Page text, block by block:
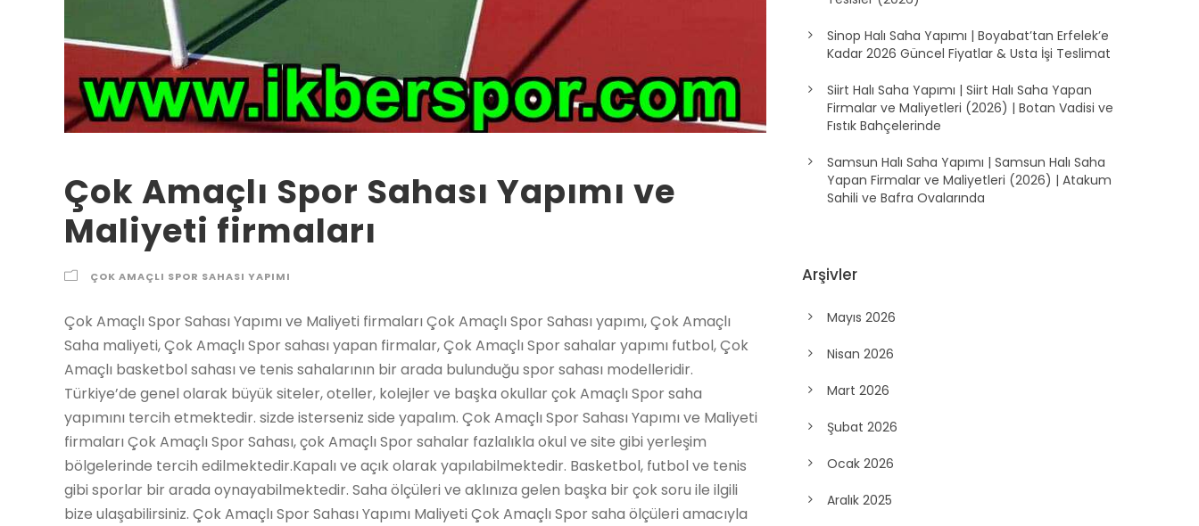
Çok Amaçlı Spor Sahası Yapımı ve
Maliyeti firmaları
ÇOK AMAÇLI SPOR SAHASI YAPIMI
Çok Amaçlı Spor Sahası Yapımı ve Maliyeti firmaları Çok Amaçlı Spor Sahası yapımı, Çok Amaçlı Saha maliyeti, Çok Amaçlı Spor sahası yapan firmalar, Çok Amaçlı Spor sahalar yapımı futbol, Çok Amaçlı basketbol sahası ve tenis sahalarının bir arada bulunduğu spor sahası modelleridir. Türkiye’de genel olarak büyük siteler, oteller, kolejler ve başka okullar çok Amaçlı Spor saha yapımını tercih etmektedir. sizde isterseniz side yapalım. Çok Amaçlı Spor Sahası Yapımı ve Maliyeti firmaları Çok Amaçlı Spor Sahası, çok Amaçlı Spor sahalar fazlalıkla okul ve site gibi yerleşim bölgelerinde tercih edilmektedir.Kapalı ve açık olarak yapılabilmektedir. Basketbol, futbol ve tenis gibi sporlar bir arada oynayabilmektedir. Saha ölçüleri ve aklınıza gelen başka bir çok soru ile ilgili bize ulaşabilirsiniz. Çok Amaçlı Spor Sahası Yapımı Maliyeti Çok Amaçlı Spor saha ölçüleri amacıyla tam bir standart olamamak ile birlikte en çok tercih edilen ölçü 18m x 36m ‘dir. Bu ölçüler içerisine standart tenis kortu, basketbol sahası ve mini futbol sahası rahat rahat sığmaktadır. SUNİ ÇİM ÇOK AMAÇLI SAHA Suni çim çok Amaçlı Spor saha yapımı, çok Amaçlı Spor sahalar amacıyla 11 mm den 30 mm ye kadar sentetik çim modellerimiz mevcuttur. yapay çim çok Amaçlı Spor saha yapımı maliyeti AKRİLİK KAPLAMA ÇOK AMAÇLI SAHA Akrilik boya çok Amaçlı Spor saha yapımı, akrilik zemin boyaları ile detaylı renklerde çok Amaçlı Spor sahalar gerçekleştirme olasıdür. PARKE ZEMİN ÇOK AMAÇLI SAHA Parke zeminli çok Amaçlı Spor sahalar genelde okul kapalı spor salonları amacıyla idealdir. Parke zemin fiyatları amacıyla lütfen bizi arayın Çok Amaçlı Spor Sahası Yapımı ve Maliyeti firmaları Tenis Kortu, Basketbol Sahası, Yürüyüş Yolu, Oyun Parkı, Bisitklet Yolu, Atletizm Pisti, Voleybol Sahası Çok Amaçlı Saha Nedir? Çok Amaçlı Spor sahalar özel zeminlere sahip spor alanlarıdır ve bir çok sporun aynı anda yapılması fakat bu şekilde geliştirilmiş alanlarda olası olabilmektedir. Farklı sporlar amacıyla bir çok şekilde yapılabilmektedir. Bu sahaları açık ve kapalı olarak iki ana gruba ayırabiliriz. Çok Amaçlı Spor sahalar site ve okulların tercih ettiği ufak mekanlarda kullanımı kolay alanlar yaratılmasını gerçekleştiren özel spor alanlarıdır. çok Amaçlı Spor Sahası, Çok Amaçlı Halı Saha Modellerimiz, .Çok Amaçlı Spor zeminleri, Akrilik Zemin yapan firmalar Çok Amaçlı Sahalarda Hangi Sporlar Oynanır? Çok Amaçlı Spor sahalarda akla gelebilecek nerdeyse tüm sporlar icra edilebilir. Mühendis ekibimiz spor kısmı ölçüleri ve yapılacak sporlara göre çok Amaçlı Spor saha tasarımını orjinal ve ilgi çekici şekilde sıfırdan gerçekleştirmetadır. En çok tercih edilen çok Amaçlı Spor sahalar futbol, basketbol ve tenis kortlarının birlikte bulunduğu üçlü spor alanlarıdır. Çok Amaçlı Spor sahalarda oynanabilecek sporlar sınırsızdır. Voleybol, badminton, hentbol ve aklınıza gelebilecek başka sporlar birleşik edilebilir. Çok Amaçlı Zeminler: Çok Amaçlı Spor sahalar amacıyla detaylı spor zeminleri mevcuttur. 2021 yılında En çok tercih edilen çok Amaçlı Spor saha zemini yapay çim halıdır. Akrilik zeminler de sıkça tercih edilmektedir. Akrilik zeminler gibi elastik olan EPDM zeminler de çok Amaçlı Spor sahalar amacıyla tercih edilir. Hem de kapalı spor salonları amacıyla profesyonel seçimlerimiz de mevcuttur; Parke spor zeminleri de çok Amaçlı Spor sahalar amacıyla yapılmaktadır. 1. SUNİ ÇİM ZEMİNLER Suni çim zeminli çok Amaçlı Spor sahalar kum dolgulu bulunduğu amacıyla basketbol da dahil olmak üzere tüm sporlar amacıyla uygundur. Hem de yapay çim daha ekonomiktir. Siteler ve toplu konut projelerinin gözdesi yapay çim zeminli sahalardır. Mini futbol, tenis, voleybol ve basketbol gibi en çok tercih edilen oyunlar bu sahalarda bir arada olabilmektedir. 2. AKRİLİK ÇOK ZEMİNLER Akrilik zeminler elastiktir ve çok renkli yapılabilir. Bu amaçla çocukların oynayacağı alanlar amacıyla gerektiğince uygundur ve sıkça tercih edilir. Bu zeminler çocuk oyun alanlarında da en çok sarfedilen zeminlerdir. 3. EPDM ZEMİNLER EPDM granüllerden oluşturulan zeminler kalın ve elastik kauçuk zeminlerdir. İstenilen renklerde ve şekillerde zemine sıcak olarak dökülür. Çok Amaçlı Spor sahalarda üst segmentin tercih ettiği bir üründür. 4. PARKE ZEMİNLER Parke zeminler ise kapalı spor salonlarının olmazsa olmazıdır. Profesyonel basketbol maçları, profesyonel hentbol maçları ve profesyonel voleybol maçları amacıyla parke zeminlerimizin bilhassarini lütfen sorunuz Çok Amaçlı Saha Yapımı Maliyeti Nedir? Tecrübeli kadromuz ile yapay çim, akrilik ve epdm çok Amaçlı Spor saha yapımı konusu ile ilgili bizden bilgi ve fiyat alabilirsiniz. Kapalı sahaların maliyeti sahanın ölçülerine ve bilhassarine göre değişmektedir. Brandalı, sac kaplama ve panel kaplama kapalı saha modellerimiz mevcuttur. Hem de sarfedilen yapay çim ve başka zemin modelleri de saha yapımı maliyetini etkiler. Kauçuk Zemin Kaplama m2 fiyatları, 2021 tarihi için geçerli birim maliyetler aşağıda belirtilmiştir. – 2 cm Sbr Karo ( 40×40 50×50) : 27 – 60 ₺ / m² – 2,5 cm Sbr Karo ( 40×40 50×50) : 31 – 33 ₺ / m² – 3 cm Sbr Karo ( 40×40 50×50) : 37 – 41 ₺ / m² – 2 cm Altıgen Karo : 28 – 34 ₺ / m² – 3 cm Altıgen Karo : 34 – 38 ₺ / m² – 2,5 cm Puzzle Karo : 32 – 38 ₺ / m² TUTKAL: 6,50 – 8,50 ₺ / m² İŞÇİLİK: 5 – 10 ₺ / m² karo kauçuk Ebatı fiyatı işlemler 2 cm Sbr Karo 40×40 50×50 90,00 TL güncel fiyat için arayınız 2,5 cm Sbr Karo 40×40 50×50 100,00 TL m3 alanına göre fiyat verilir 3 cm Sbr Karo 40×40 50×50 120,00 TL 400 m2 üzeri özel fiyat 2 cm Altıgen Karo 40×40 50×50 95,00 TL uygun fiyat garantisi 3 cm Altıgen Karo 40×40 50×50 125,00 TL anahtar teslimi Not: Yukarıdaki fiyatlar kdv – uygulama – tutkal – nakliye hariç, karo kauçuk m² fiyatı belirtir. SBR; geri dönüşüm kauçuk granül, EPDM; orjinal kauçuk granül anlamına gelir. Çok Amaçlı saha Yapımı 2021 2022 2023 fiyatları Şehirler İlçeler Adana Çok Amaçlı saha Yapımı, Adıyaman Çok Amaçlı saha Yapımı, Afyon Çok Amaçlı saha Yapımı, Ağrı Çok Amaçlı saha Yapımı, Amasya Çok Amaçlı saha Yapımı, Ankara Çok Amaçlı saha Yapımı, Antalya Çok Amaçlı saha Yapımı, Artvin Çok Amaçlı saha Yapımı, Aydın Çok Amaçlı saha Yapımı, Balıkesir Çok Amaçlı saha Yapımı, Bilecik Çok Amaçlı saha Yapımı, Bingöl Çok Amaçlı saha Yapımı, Bitlis Çok Amaçlı saha Yapımı, Bolu Çok Amaçlı saha Yapımı, Burdur Çok Amaçlı saha Yapımı, Bursa Çok Amaçlı saha Yapımı, Çanakkale Çok Amaçlı saha Yapımı, Çankırı Çok Amaçlı saha Yapımı, Çorum Çok Amaçlı saha Yapımı, Denizli Çok Amaçlı saha Yapımı, Diyarbakır Çok Amaçlı saha Yapımı, Edirne Çok Amaçlı saha Yapımı, Elazığ Çok Amaçlı saha Yapımı, Erzincan Çok Amaçlı saha Yapımı, Erzurum Çok Amaçlı saha Yapımı, Eskişehir Çok Amaçlı saha Yapımı, Gaziantep Çok Amaçlı saha Yapımı, Giresun Çok Amaçlı saha Yapımı, Gümüşhane Çok Amaçlı saha Yapımı, Hakkari Çok Amaçlı saha Yapımı, Hatay Çok Amaçlı saha Yapımı, Isparta Çok Amaçlı saha Yapımı, İçel (Mersin) Çok Amaçlı saha Yapımı, İstanbul Çok Amaçlı saha Yapımı, İzmir Çok Amaçlı saha Yapımı, Kars Çok Amaçlı saha Yapımı, Kastamonu Çok Amaçlı saha Yapımı, Kayseri Çok Amaçlı saha Yapımı, Kırklareli Çok Amaçlı saha Yapımı, Kırşehir Çok Amaçlı saha Yapımı, Kocaeli Çok Amaçlı saha Yapımı, Konya Çok Amaçlı saha Yapımı, Kütahya Çok Amaçlı saha Yapımı, Malatya Çok Amaçlı saha Yapımı, Manisa Çok Amaçlı saha Yapımı, K.maraş Çok Amaçlı saha Yapımı, Mardin Çok Amaçlı saha Yapımı, Muğla Çok Amaçlı saha Yapımı, Muş Çok Amaçlı saha Yapımı, Nevşehir Çok Amaçlı saha Yapımı, Niğde Çok Amaçlı saha Yapımı, Ordu Çok Amaçlı saha Yapımı, Rize Çok Amaçlı saha Yapımı, Sakarya Çok Amaçlı saha Yapımı, Samsun Çok Amaçlı saha Yapımı, Siirt Çok Amaçlı saha Yapımı, Sinop Çok Amaçlı saha Yapımı, Sivas Çok Amaçlı saha Yapımı, Tekirdağ Çok Amaçlı saha Yapımı, Tokat Çok Amaçlı saha Yapımı, Trabzon Çok Amaçlı saha Yapımı, Tunceli Çok Amaçlı saha Yapımı, Şanlıurfa Çok Amaçlı saha Yapımı, Uşak Çok Amaçlı saha Yapımı, Van Çok Amaçlı saha Yapımı, Yozgat Çok Amaçlı saha Yapımı, Zonguldak Çok Amaçlı saha Yapımı, Aksaray Çok Amaçlı saha Yapımı, Bayburt Çok Amaçlı saha Yapımı, Karaman Çok Amaçlı saha Yapımı, Kırıkkale Çok Amaçlı saha Yapımı, Batman Çok Amaçlı saha Yapımı, Şırnak Çok Amaçlı saha Yapımı, Bartın Çok Amaçlı saha Yapımı, Ardahan Çok Amaçlı saha Yapımı, Iğdır Çok Amaçlı saha Yapımı, Yalova Çok Amaçlı saha Yapımı, Karabük Çok Amaçlı saha Yapımı, Kilis Çok Amaçlı saha Yapımı, Osmaniye Çok Amaçlı saha Yapımı, Düzce Çok Amaçlı saha Yapımı, İbradı Çok Amaçlı saha Yapımı, Kaş Çok Amaçlı saha Yapımı, Kemer / Antalya Çok Amaçlı saha Yapımı, Kepez Çok Amaçlı saha Yapımı, Konyaaltı Çok Amaçlı saha Yapımı, Korkuteli Çok Amaçlı saha Yapımı, Gündoğmuş Çok Amaçlı saha Yapımı, Alpu Çok Amaçlı saha Yapımı, Beylikova Çok Amaçlı saha Yapımı, Çifteler Çok Amaçlı saha Yapımı, Günyüzü Çok Amaçlı saha Yapımı, Han Çok Amaçlı saha Yapımı, İnönü Çok Amaçlı saha Yapımı, Mahmudiye Çok Amaçlı saha Yapımı, Mihalgazi Çok Amaçlı saha Yapımı, Mihalıççık Çok Amaçlı saha Yapımı, Odunpazarı Çok Amaçlı saha Yapımı, Sarıcakaya Çok Amaçlı saha Yapımı, Seyitgazi Çok Amaçlı saha Yapımı, Sivrihisar Çok Amaçlı saha Yapımı, Tepebaşı Çok Amaçlı saha Yapımı, Araban Çok Amaçlı saha Yapımı, İslahiye Çok Amaçlı saha Yapımı, Karkamış Çok Amaçlı saha Yapımı, Nizip Çok Amaçlı saha Yapımı, Nurdağı Çok Amaçlı saha Yapımı, Oğuzeli Çok Amaçlı saha Yapımı, Şahinbey Çok Amaçlı saha Yapımı, Şehitkamil Çok Amaçlı saha Yapımı, Yavuzeli Çok Amaçlı saha Yapımı, Alucra Çok Amaçlı saha Yapımı, Bulancak Çok Amaçlı saha Yapımı, Çamoluk Çok Amaçlı saha Yapımı, Çanakçı Çok Amaçlı saha Yapımı, Dereli Çok Amaçlı saha Yapımı, Doğankent Çok Amaçlı saha Yapımı, Espiye Çok Amaçlı saha Yapımı, Eynesil Çok Amaçlı saha Yapımı, Giresun Merkez Çok Amaçlı saha Yapımı, Görele Çok Amaçlı saha Yapımı, Güce Çok Amaçlı saha Yapımı, Keşap Çok Amaçlı saha Yapımı, Piraziz Çok Amaçlı saha Yapımı, Şebinkarahisar Çok Amaçlı saha Yapımı, Tirebolu Çok Amaçlı saha Yapımı, Yağlıdere Çok Amaçlı saha Yapımı, Gümüşhane Merkez Çok Amaçlı saha Yapımı, Kelkit Çok Amaçlı saha Yapımı, Köse Çok Amaç
Sinop Halı Saha Yapımı | Boyabat’tan Erfelek’e
Kadar 2026 Güncel Fiyatlar & Usta İşi Teslimat
Siirt Halı Saha Yapımı | Siirt Halı Saha Yapan
Firmalar ve Maliyetleri (2026) | Botan Vadisi ve
Fıstık Bahçelerinde
Samsun Halı Saha Yapımı | Samsun Halı Saha
Yapan Firmalar ve Maliyetleri (2026) | Atakum
Sahili ve Bafra Ovalarında
Arşivler
Mayıs 2026
Nisan 2026
Mart 2026
Şubat 2026
Ocak 2026
Aralık 2025